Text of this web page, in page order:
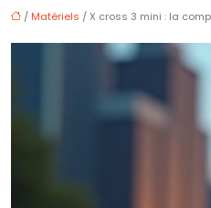
/ Matériels / X cross 3 mini : la